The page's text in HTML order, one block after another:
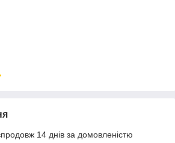
14 днів за домовленістю